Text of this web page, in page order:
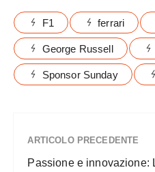
F1 ferrari
George Russell
Sponsor Sunday
ARTICOLO PRECEDENTE
Passione e innovazione: